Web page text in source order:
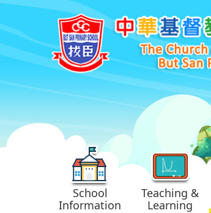
School
Information
Teaching &
Learning